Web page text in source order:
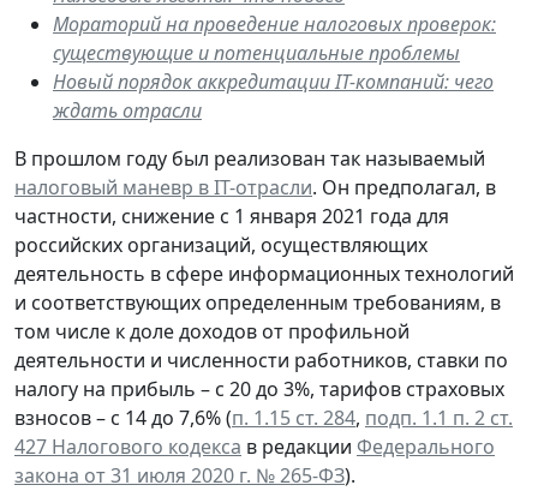
Мораторий на проведение налоговых проверок:
существующие и потенциальные проблемы
Новый порядок аккредитации IT-компаний: чего
ждать отрасли
В прошлом году был реализован так называемый
налоговый маневр вIT-отрасли. Он предполагал, в
частности, снижение с 1 января 2021 года для
российских организаций, осуществляющих
деятельность в сфере информационных технологий
и соответствующих определенным требованиям, в
том числе к доле доходов от профильной
деятельности и численности работников, ставки по
налогу на прибыль – с 20 до 3%, тарифов страховых
взносов – с 14 до 7,6% (п. 1.15 ст. 284, подп. 1.1 п. 2 ст.
427 Налогового кодекса в редакции Федерального
закона от 31 июля 2020 г. № 265-ФЗ).